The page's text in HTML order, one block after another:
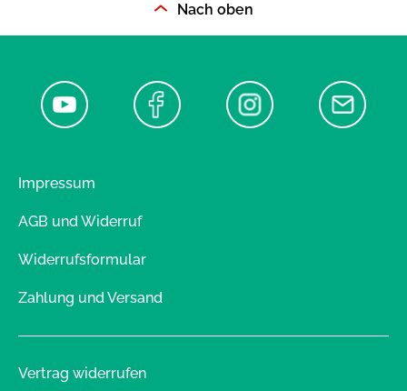
Nach oben
Impressum
AGB und Widerruf
Widerrufsformular
Zahlung und Versand
Vertrag widerrufen